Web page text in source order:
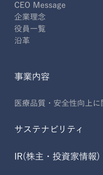
CEO Message
企業理念
役員一覧
沿革
事業内容
医療品質・安全性向上に
サステナビリティ
IR(株主・投資家情報)